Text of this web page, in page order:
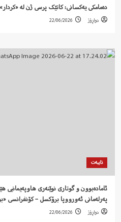
دەمامکی یەکسانی: کاتێک پرسی ژن لە
دواڕۆژ 22/06/2026
تایبەت
ئامادەبوون و گوتاری نوێنەری هاوپەیمانیی
پەرلەمانی ئەورووپا برۆکسل – کۆنفرانسی
دواڕۆژ 22/06/2026